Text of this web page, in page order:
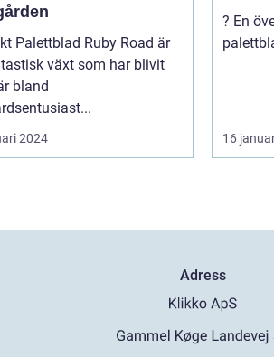
är
växt som har blivit
bland
2024
? En översikt av faran med
16
Adress